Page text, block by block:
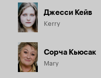
Джесси Кейв
Kerry
Сорча Кьюсак
Mary